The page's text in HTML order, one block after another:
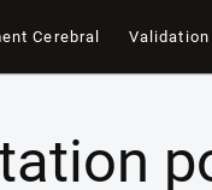
Cerebral